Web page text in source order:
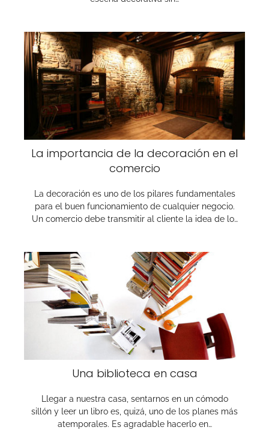
La importancia de la decoración en el
comercio
La decoración es uno de los pilares fundamentales
para el buen funcionamiento de cualquier negocio.
Un comercio debe transmitir al cliente la idea de lo…
Una biblioteca en casa
Llegar a nuestra casa, sentarnos en un cómodo
sillón y leer un libro es, quizá, uno de los planes más
atemporales. Es agradable hacerlo en…